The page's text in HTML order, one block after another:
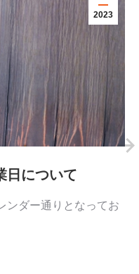
2023
日について
ンダー通りとなってお